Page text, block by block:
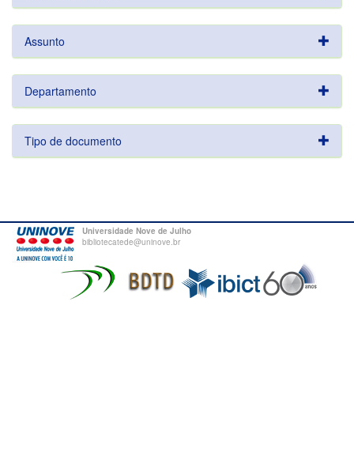
Assunto
Departamento
Tipo de documento
Universidade Nove de Julho
bibliotecatede@uninove.br